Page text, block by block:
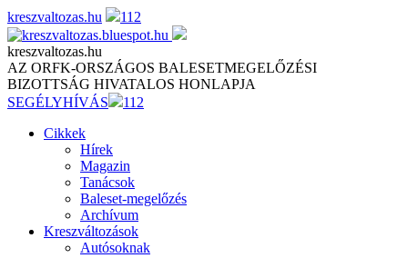
Skip
to
content
kreszvaltozas.hu 112
kreszvaltozas.hu
AZ ORFK-ORSZÁGOS BALESETMEGELŐZÉSI
BIZOTTSÁG HIVATALOS HONLAPJA
SEGÉLYHÍVÁS
112
Cikkek
Hírek
Magazin
Tanácsok
Baleset-megelőzés
Archívum
Kreszváltozások
Autósoknak